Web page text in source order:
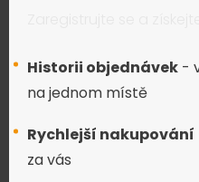
Historii objednávek -
na jednom místě
Rychlejší nakupování
za vás